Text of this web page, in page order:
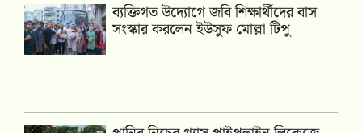
ব্যক্তিগত উদ্যোগে জবি শিক্ষার্থীদের বাস
সংস্কার করলেন ইউসুফ মোল্লা টিপু